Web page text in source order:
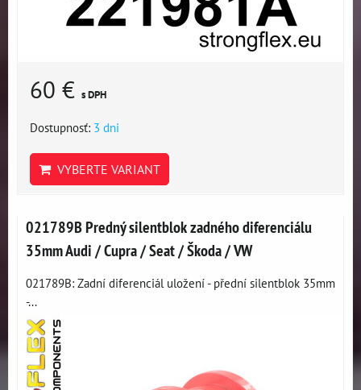
60 € s DPH
Dostupnosť: 3 dni
VYBERTE VARIANT
021789B Predný silentblok zadného diferenciálu
35mm Audi / Cupra / Seat / Škoda / VW
021789B: Zadní diferenciál uložení - přední silentblok 35mm
-...